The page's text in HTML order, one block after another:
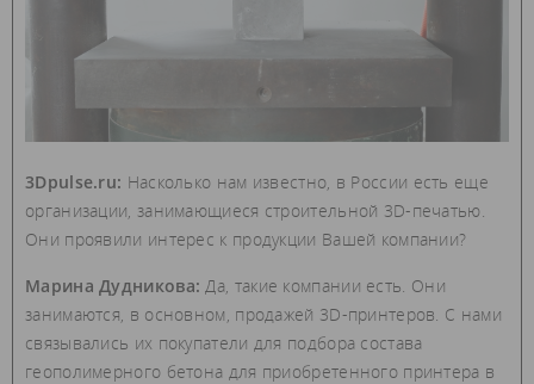
3Dpulse.ru: Насколько нам известно, в России есть еще
организации, занимающиеся строительной 3D-печатью.
Они проявили интерес к продукции Вашей компании?
Марина Дудникова: Да, такие компании есть. Они
занимаются, в основном, продажей 3D-принтеров. С нами
связывались их покупатели для подбора состава
геополимерного бетона для приобретенного принтера в